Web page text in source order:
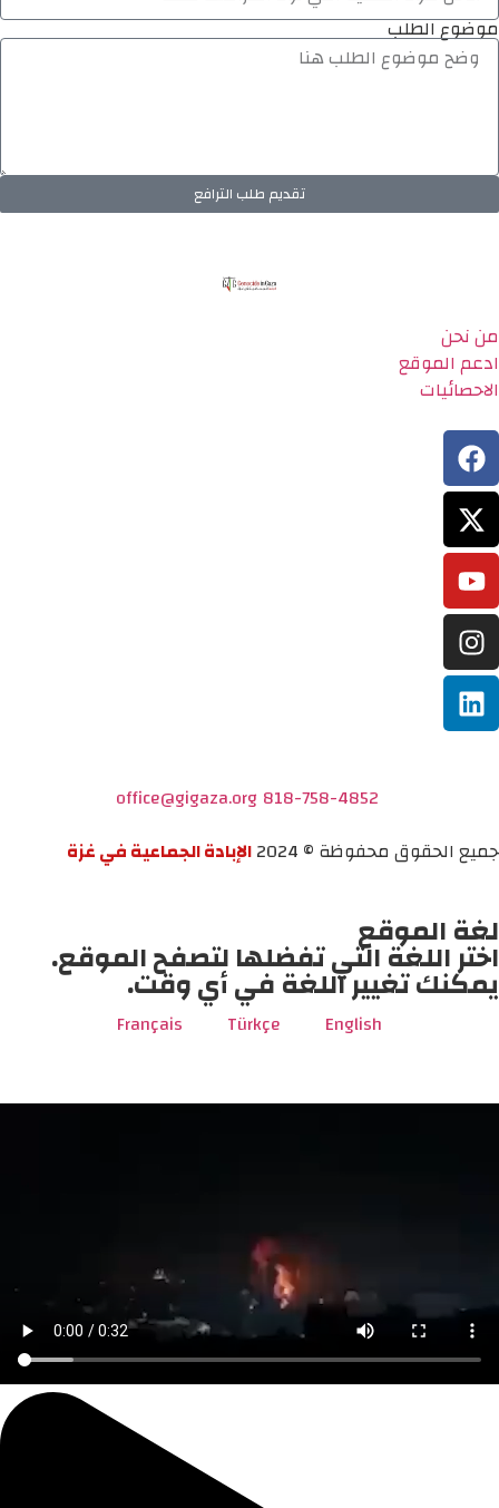
موضوع الطلب
تقديم طلب الترافع
من نحن
ادعم الموقع
الاحصائيات
818-758-4852
office@gigaza.org
جميع الحقوق محفوظة © 2024
الإبادة الجماعية في غزة
لغة الموقع
اختر اللغة التي تفضلها لتصفح الموقع.
يمكنك تغيير اللغة في أي وقت.
English
Türkçe
Français